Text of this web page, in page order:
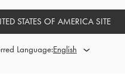
STATES OF AMERICA SITE
Language: